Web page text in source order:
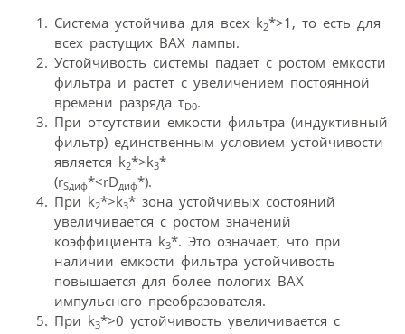
Система устойчива для всех k2*>1, то есть для
всех растущих ВАХ лампы.
Устойчивость системы падает с ростом емкости
фильтра и растет с увеличением постоянной
времени разряда τD0.
При отсутствии емкости фильтра (индуктивный
фильтр) единственным условием устойчивости
является k2*>k3*
(rSдиф*<rDдиф*).
При k2*>k3* зона устойчивых состояний
увеличивается с ростом значений
коэффициента k3*. Это означает, что при
наличии емкости фильтра устойчивость
повышается для более пологих ВАХ
импульсного преобразователя.
При k3*>0 устойчивость увеличивается с